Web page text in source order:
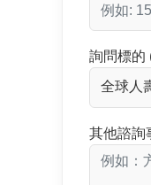
詢問標的
其他諮詢